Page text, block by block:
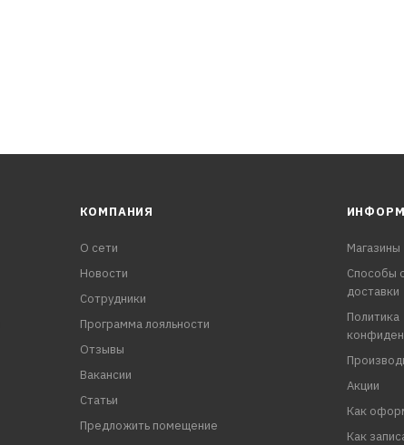
КОМПАНИЯ
О сети
Новости
Сотрудники
Программа лояльности
Отзывы
Вакансии
Статьи
Предложить помещение
Магазины
Способы
доставки
Политика
Акции
Как
Как